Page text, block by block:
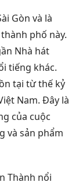
Gòn và là
phố này.
Nhà hát
tiếng khác.
tại từ thế kỷ
Nam. Đây là
của cuộc
và sản phẩm
Thành nổi